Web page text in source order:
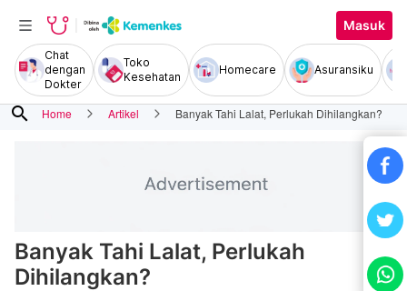
Masuk
Chat
dengan
Dokter
Toko
Kesehatan
Homecare Asuransiku
search Home Artikel Banyak Tahi Lalat, Perlukah Dihilangkan?
Banyak Tahi Lalat, Perlukah
Dihilangkan?